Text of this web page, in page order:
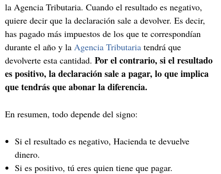
la Agencia Tributaria. Cuando el resultado es negativo,
quiere decir que la declaración sale a devolver. Es decir,
has pagado más impuestos de los que te correspondían
durante el año y la Agencia Tributaria tendrá que
devolverte esta cantidad. Por el contrario, si el resultado
es positivo, la declaración sale a pagar, lo que implica
que tendrás que abonar la diferencia.
En resumen, todo depende del signo:
Si el resultado es negativo, Hacienda te devuelve
dinero.
Si es positivo, tú eres quien tiene que pagar.